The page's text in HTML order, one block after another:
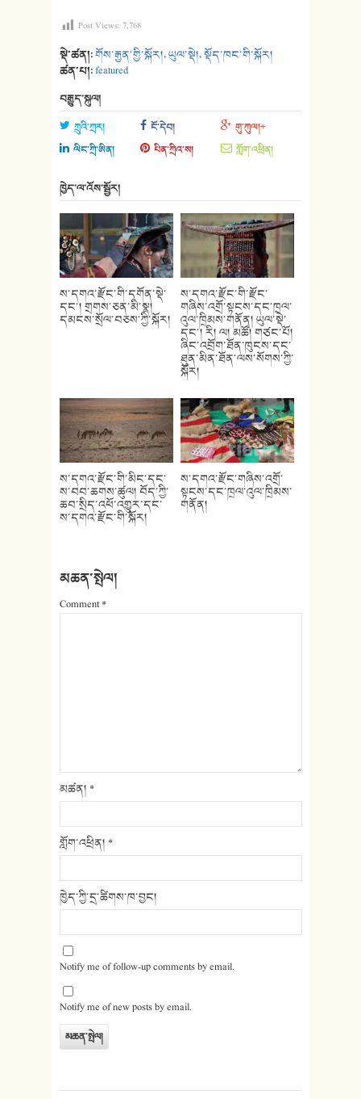
Post Views: 7,768
སྡེ་ཚན།:གོས་རྒྱན་གྱི་སྐོར།,ཡུལ་སྡེ།,སྡོད་ཁང་གི་སྐོར།
ཚན་པ།:featured
བརྒྱུད་སྐུལ།
ཀྲུའི་ཀྲར། ངོ་དེབ།
གུ་ཀུལ།+
ལིང་ཀྲི་ཨིན།
པིན་ཀྲིའ་ས། གློག་འཕྲིན།
ཁྱེད་ལ་འོས་སྦྱོར།
ས་དགའ་རྫོང་གི་དགོན་སྡེ་
དང་། གྲགས་ཅན་མི་སྣ།
དམངས་སྲོལ་བཅས་ཀྱི་སྐོར།
ས་དགའ་རྫོང་གི་རྫོང་
གཞིས་འགྲོ་སྟངས་དང་ཁྲལ་
འུལ་ཁྲིམས་གནོན། ཡུལ་སྡེ་
དང་། རི། ལ། མཚོ། གཙང་པོ།
ཞིང་འབྲོག་ཐོན་ཁུངས་དང་
ཐུན་མིན་ཐོན་ལས་སོགས་ཀྱི་
སྐོར།
ས་དགའ་རྫོང་གི་མིང་དང་
ས་བབ་ཆགས་ཚུལ། བོད་ཀྱི་
ཆབ་སྲིད་འཕོ་འགྱུར་དང་
ས་དགའ་རྫོང་གི་སྐོར།
ས་དགའ་རྫོང་གཞིས་འགྲོ་
སྟངས་དང་ཁྲལ་འུལ་ཁྲིམས་
གནོན།
མཆན་སྤེལ།
Comment*
མཚན། *
གློག་འཕྲིན། *
ཁྱེད་ཀྱི་དྲ་ཚིགས་ཁ་བྱང།
Notify me of follow-up comments by email.
Notify me of new posts by email.